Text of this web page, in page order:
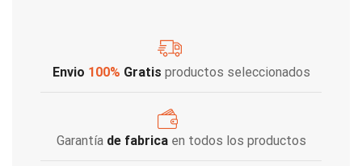
Envio 100% Gratis productos seleccionados
Garantía de fabricaen todos los productos